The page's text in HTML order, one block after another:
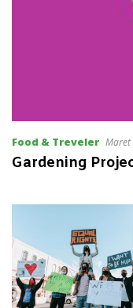
Food & Treveler Maret
Gardening